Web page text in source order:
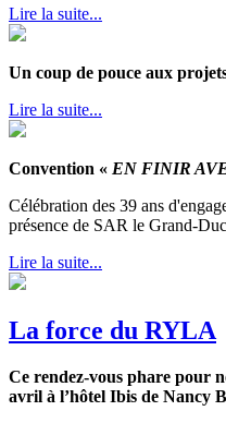
Lire la suite...
Un coup de pouce aux
Lire la suite...
Convention « EN FINIR
Célébration des 39 ans
présence de SAR le Grand-Duc
Lire la suite...
La force du RYLA
Ce rendez-vous phare pour
avril à l’hôtel Ibis de Nancy